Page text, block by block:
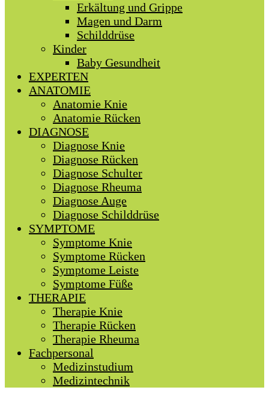
Erkältung und Grippe
Magen und Darm
Schilddrüse
Kinder
Baby Gesundheit
EXPERTEN
ANATOMIE
Anatomie Knie
Anatomie Rücken
DIAGNOSE
Diagnose Knie
Diagnose Rücken
Diagnose Schulter
Diagnose Rheuma
Diagnose Auge
Diagnose Schilddrüse
SYMPTOME
Symptome Knie
Symptome Rücken
Symptome Leiste
Symptome Füße
THERAPIE
Therapie Knie
Therapie Rücken
Therapie Rheuma
Fachpersonal
Medizinstudium
Medizintechnik